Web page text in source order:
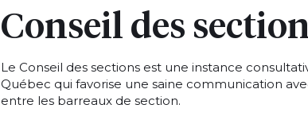
Conseil des
Le Conseil des sections est une instance
Québec qui favorise une saine communication
entre les barreaux de section.